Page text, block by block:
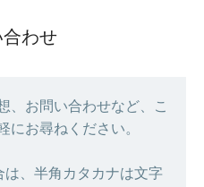
わせ
、お問い合わせなど、こ
にお尋ねください。
、半角カタカナは文字